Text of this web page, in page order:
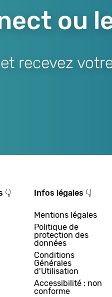
ou
recevez
👇 Infos légales 👇
Mentions légales
Politique de
protection des
données
Conditions
Générales
d'Utilisation
Accessibilité : non
conforme